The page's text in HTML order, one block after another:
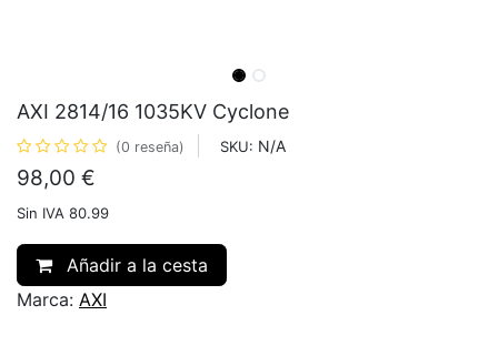
AXI 2814/16 1035KV Cyclone
(0 reseña) SKU: N/A
98,00 €
Sin IVA 80.99
Añadir a la cesta
Marca: AXI